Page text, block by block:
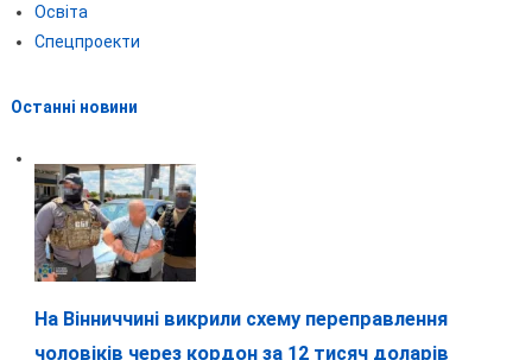
Освіта
Спецпроекти
Останні новини
На Вінниччині викрили схему переправлення
чоловіків через кордон за 12 тисяч доларів